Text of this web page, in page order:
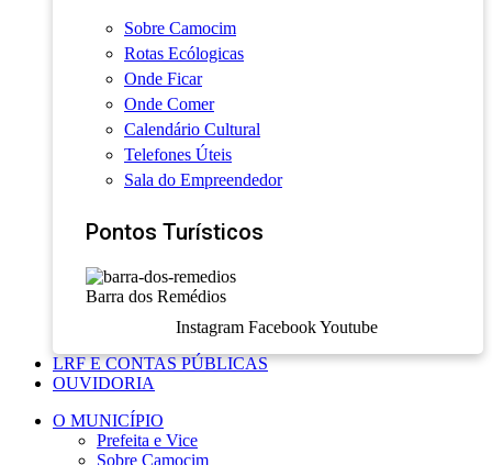
Sobre Camocim
Rotas Ecólogicas
Onde Ficar
Onde Comer
Calendário Cultural
Telefones Úteis
Sala do Empreendedor
Pontos Turísticos
Barra dos Remédios
Instagram Facebook Youtube
LRF E CONTAS PÚBLICAS
OUVIDORIA
O MUNICÍPIO
Prefeita e Vice
Sobre Camocim